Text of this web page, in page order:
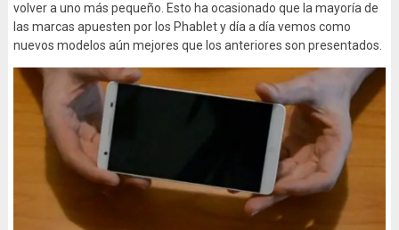
volver a uno más pequeño. Esto ha ocasionado que la mayoría de
las marcas apuesten por los Phablet y día a día vemos como
nuevos modelos aún mejores que los anteriores son presentados.